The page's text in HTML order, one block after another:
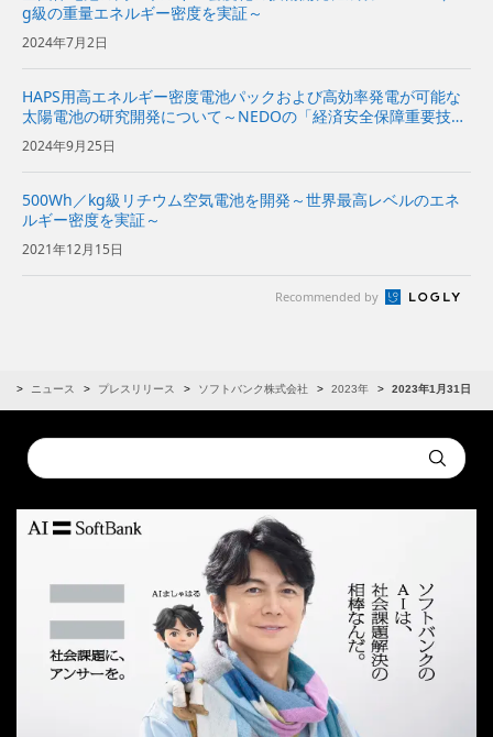
g級の重量エネルギー密度を実証～
2024年7月2日
HAPS用高エネルギー密度電池パックおよび高効率発電が可能な
太陽電池の研究開発について～NEDOの「経済安全保障重要技術
育成プログラム／高高度無人機による海洋状況把握技術の開発・
実証」に採択～
2024年9月25日
500Wh／kg級リチウム空気電池を開発～世界最高レベルのエネ
ルギー密度を実証～
2021年12月15日
Recommended by
ニュース プレスリリース ソフトバンク株式会社 2023年 2023年1月31日
Conduct
a
Submit